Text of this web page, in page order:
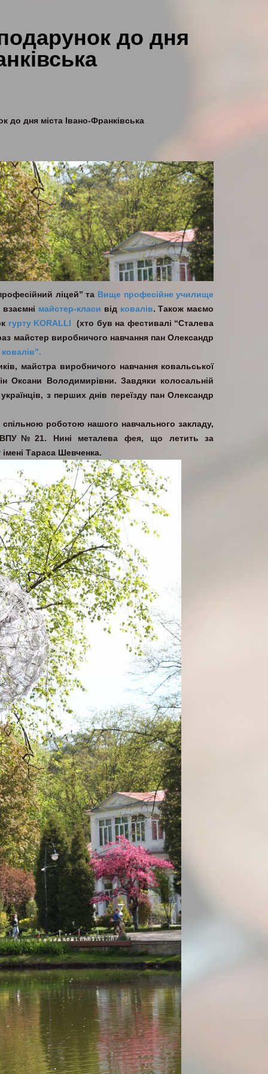
до дня
до дня міста Івано-Франківська
ліцей” та Вище професійне училище
взаємні майстер-класи від ковалів. Також маємо
гурту KORALLI(хто був на фестивалі “Сталева
майстер виробничого навчання пан Олександр
майстра виробничого навчання ковальської
Оксани Володимирівни. Завдяки колосальній
з перших днів переїзду пан Олександр
роботою нашого навчального закладу,
ВПУ№21. Нині металева фея, що летить за
Тараса Шевченка.